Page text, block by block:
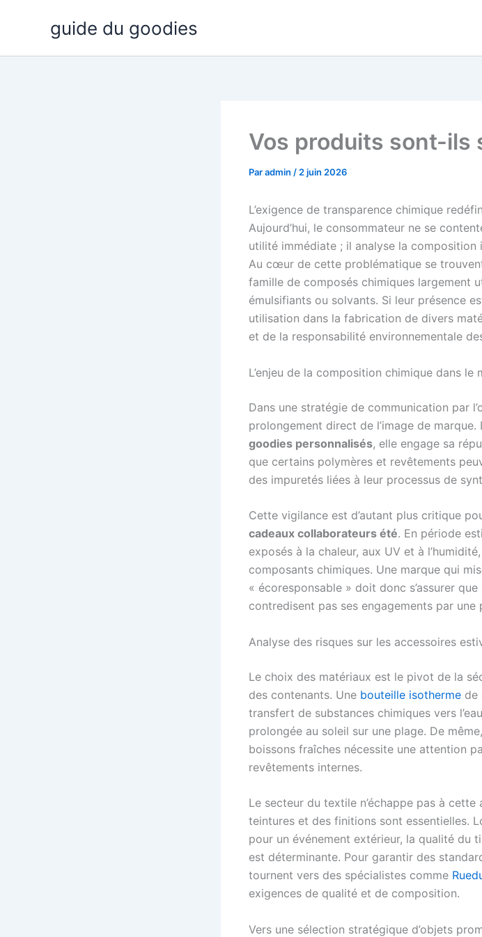
guide du goodies
Vos produits sont-ils
Paradmin / 2 juin 2026
L’exigence de transparence chimique
Aujourd’hui, le consommateur ne se
utilité immédiate ; il analyse la composition
Au cœur de cette problématique se
famille de composés chimiques largement
émulsifiants ou solvants. Si leur présence
utilisation dans la fabrication de divers
et de la responsabilité environnementale
L’enjeu de la composition chimique dans le
Dans une stratégie de communication par
prolongement direct de l’image de marque.
goodies personnalisés, elle engage sa
que certains polymères et revêtements
des impuretés liées à leur processus de
Cette vigilance est d’autant plus critique
cadeaux collaborateurs été. En période
exposés à la chaleur, aux UV et à
composants chimiques. Une marque qui
« écoresponsable » doit donc s’assurer que
contredisent pas ses engagements par une
Analyse des risques sur les accessoires
Le choix des matériaux est le pivot de la
des contenants. Une bouteille isotherme de
transfert de substances chimiques vers
prolongée au soleil sur une plage. De même,
boissons fraîches nécessite une attention
revêtements internes.
Le secteur du textile n’échappe pas à
teintures et des finitions sont essentielles.
pour un événement extérieur, la qualité du
est déterminante. Pour garantir des
tournent vers des spécialistes comme
exigences de qualité et de composition.
Vers une sélection stratégique d’objets